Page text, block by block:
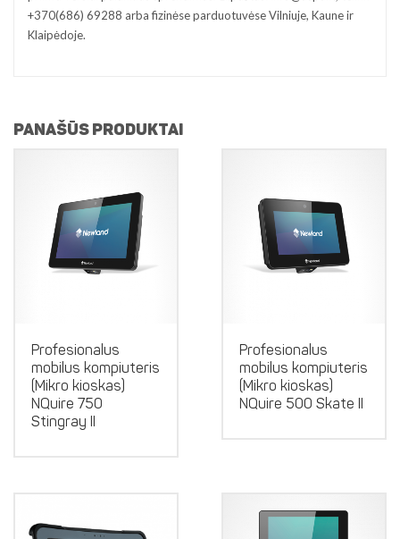
+370­(686) 69288 arba fizinėse parduotuvėse Vilniuje, Kaune ir
Klaipėdoje.
PANAŠŪS PRODUKTAI
Profesionalus
mobilus kompiuteris
(Mikro kioskas)
NQuire 750
Stingray II
Profesionalus
mobilus kompiuteris
(Mikro kioskas)
NQuire 500 Skate II